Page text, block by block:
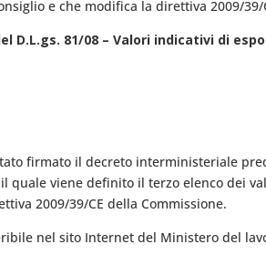
e che modifica la direttiva 2009/39/
D.L.gs. 81/08 – Valori indicativi di
firmato il decreto interministeriale
quale viene definito il terzo elenco dei
2009/39/CE della Commissione.
nel sito Internet del Ministero del